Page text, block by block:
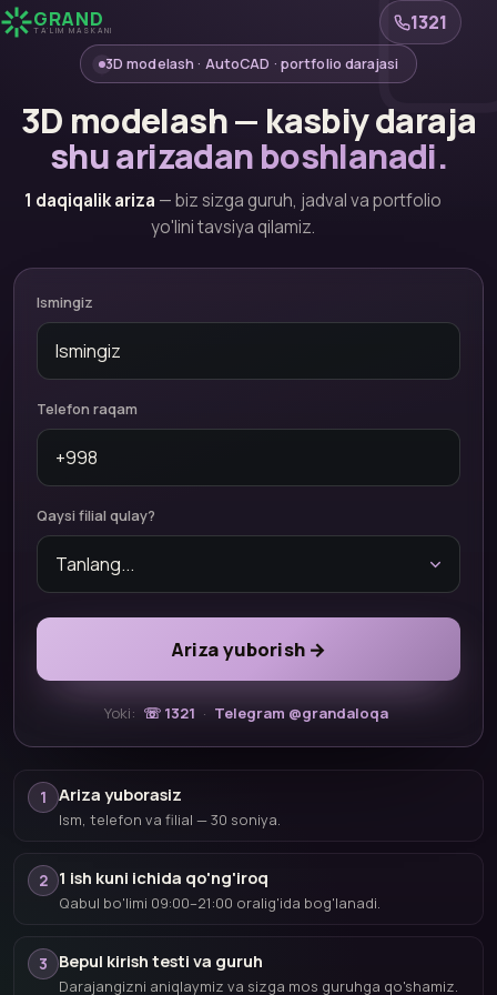
GRAND
TA'LIM MASKANI 1321
3D modelash · AutoCAD · portfolio darajasi
3D modelash — kasbiy daraja
shu arizadan boshlanadi.
1 daqiqalik ariza — biz sizga guruh, jadval va portfolio
yo'lini tavsiya qilamiz.
Ismingiz
Telefon raqam
Qaysi filial qulay?
Ariza yuborish →
Yoki: ☏ 1321 · Telegram @grandaloqa
1 Ariza yuborasiz
Ism, telefon va filial — 30 soniya.
2 1 ish kuni ichida qo'ng'iroq
Qabul bo'limi 09:00–21:00 oralig'ida bog'lanadi.
3 Bepul kirish testi va guruh
Darajangizni aniqlaymiz va sizga mos guruhga qo'shamiz.